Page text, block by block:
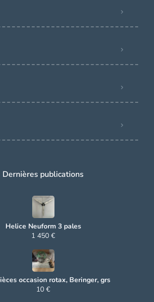
Dernières publications
Helice Neuform 3 pales
1 450 €
occasion rotax, Beringer, grs
10 €